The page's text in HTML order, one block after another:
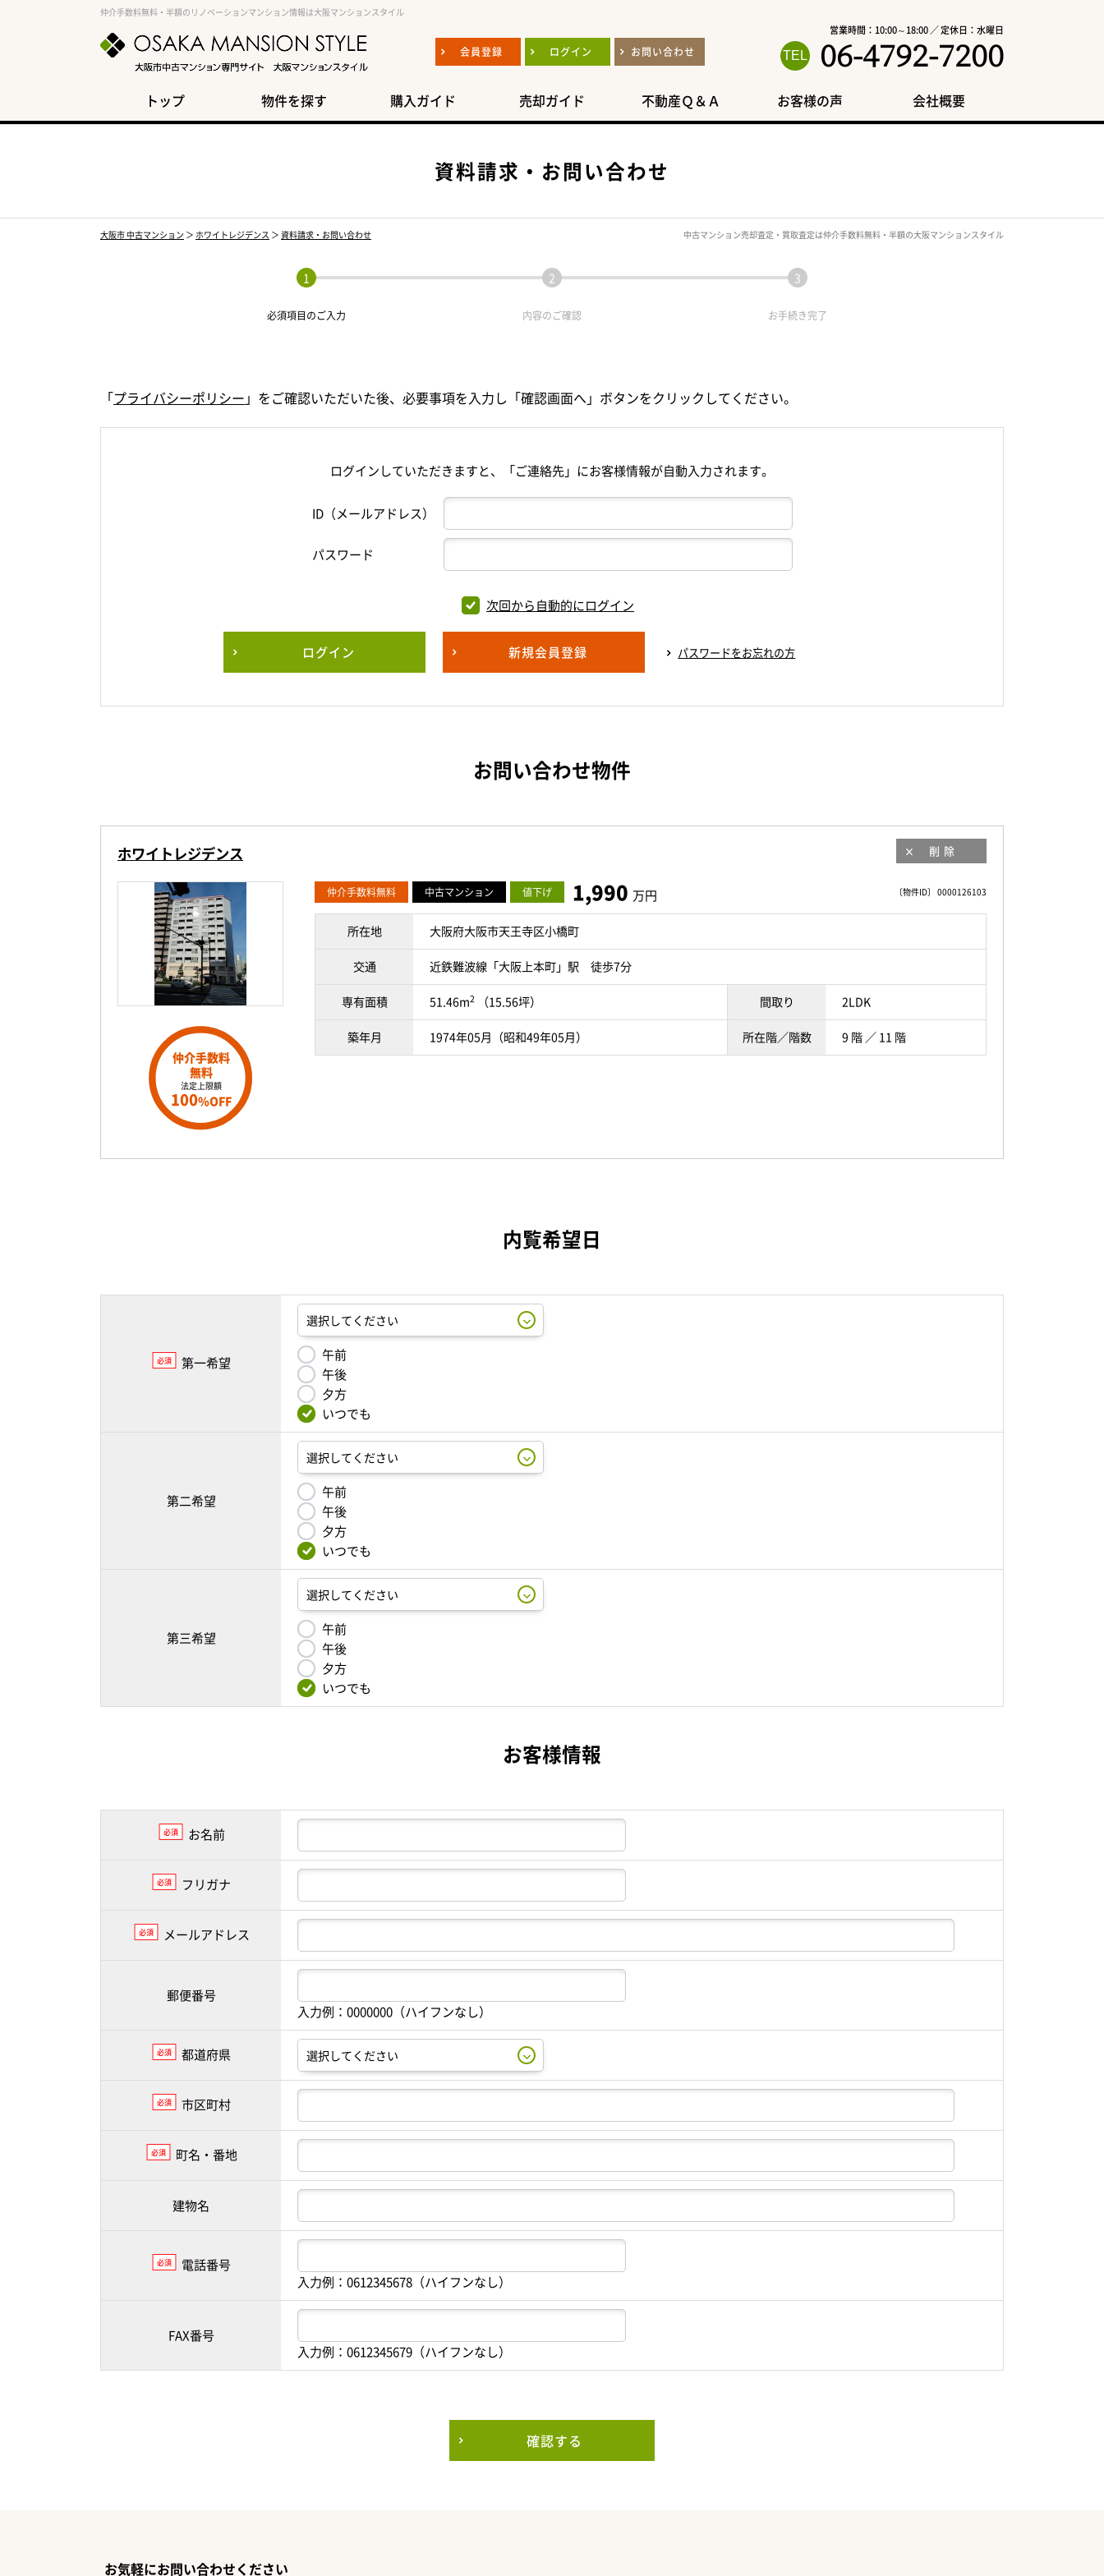
仲介手数料無料・半額のリノベーションマンション情報は大阪マンションスタイル
会員登録 ログイン お問い合わせ
営業時間：10:00～18:00 ／ 定休日：水曜日
06-4792-7200
トップ 物件を探す 購入ガイド 売却ガイド 不動産Ｑ＆Ａ お客様の声 会社概要
資料請求・お問い合わせ
大阪市 中古マンション ＞ ホワイトレジデンス ＞ 資料請求・お問い合わせ 中古マンション売却査定・買取査定は仲介手数料無料・半額の大阪マンションスタイル
必須項目のご入力 内容のご確認 お手続き完了
「プライバシーポリシー 」をご確認いただいた後、必要事項を入力し「確認画面へ」ボタンをクリックしてください。
ログインしていただきますと、「ご連絡先」にお客様情報が自動入力されます。
ID（メールアドレス）
パスワード
次回から自動的にログイン
ログイン 新規会員登録 パスワードをお忘れの方
お問い合わせ物件
ホワイトレジデンス 削除
仲介手数料
無料
法定上限額
100%OFF
〔物件ID〕 0000126103
仲介手数料無料 中古マンション 値下げ 1,990 万円
所在地 大阪府大阪市天王寺区小橋町
交通 近鉄難波線「大阪上本町」駅 徒歩7分
専有面積 51.46m2 （15.56坪） 間取り 2LDK
築年月 1974年05月（昭和49年05月） 所在階／階数 9 階 ／ 11 階
内覧希望日
必須 第一希望
午前
午後
夕方
いつでも
第二希望
午前
午後
夕方
いつでも
第三希望
午前
午後
夕方
いつでも
お客様情報
必須 お名前
必須 フリガナ
必須 メールアドレス
郵便番号
入力例：0000000（ハイフンなし）
必須 都道府県
必須 市区町村
必須 町名・番地
建物名
必須
電話番号
入力例：0612345678（ハイフンなし）
FAX番号
入力例：0612345679（ハイフンなし）
確認する
お気軽にお問い合わせください